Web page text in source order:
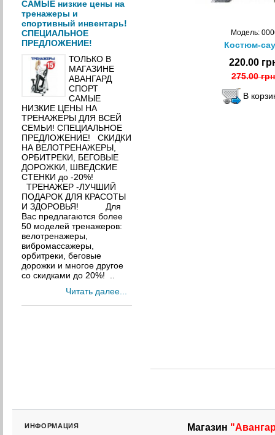
САМЫЕ низкие цены на
тренажеры и
спортивный инвентарь!
СПЕЦИАЛЬНОЕ
ПРЕДЛОЖЕНИЕ!
ТОЛЬКО В
МАГАЗИНЕ
АВАНГАРД
СПОРТ
САМЫЕ
НИЗКИЕ ЦЕНЫ НА
ТРЕНАЖЕРЫ ДЛЯ ВСЕЙ
СЕМЬИ! СПЕЦИАЛЬНОЕ
ПРЕДЛОЖЕНИЕ! СКИДКИ
НА ВЕЛОТРЕНАЖЕРЫ,
ОРБИТРЕКИ, БЕГОВЫЕ
ДОРОЖКИ, ШВЕДСКИЕ
СТЕНКИ до -20%!
ТРЕНАЖЕР -ЛУЧШИЙ
ПОДАРОК ДЛЯ КРАСОТЫ
И ЗДОРОВЬЯ! Для
Вас предлагаются более
50 моделей тренажеров:
велотренажеры,
вибромассажеры,
орбитреки, беговые
дорожки и многое другое
со скидками до 20%! ..
Читать далее...
Модель:
Костюм-
220.00
275.00
ИНФОРМАЦИЯ Магазин